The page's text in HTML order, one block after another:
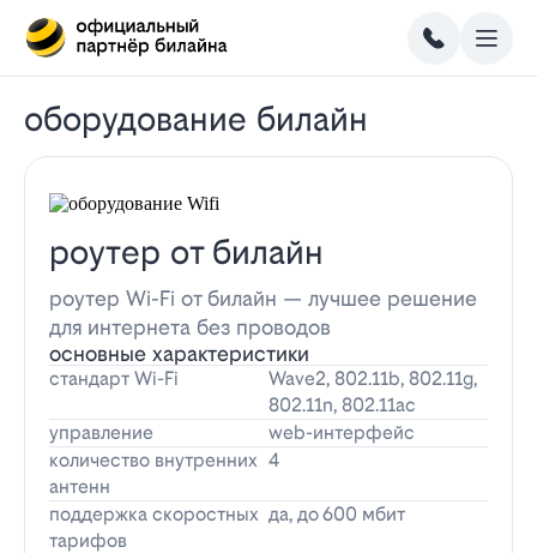
оборудование билайн
роутер от билайн
роутер Wi-Fi от билайн — лучшее решение
для интернета без проводов
основные характеристики
стандарт Wi-Fi
Wave2, 802.11b, 802.11g,
802.11n, 802.11ac
управление
web-интерфейс
количество внутренних
антенн
4
поддержка скоростных
тарифов
да, до 600 мбит